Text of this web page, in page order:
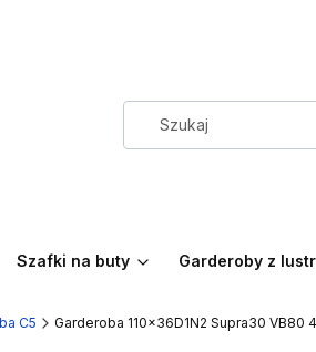
Szafki na buty Garderoby z
C5 Garderoba 110x36D1N2 Supra30 VB80